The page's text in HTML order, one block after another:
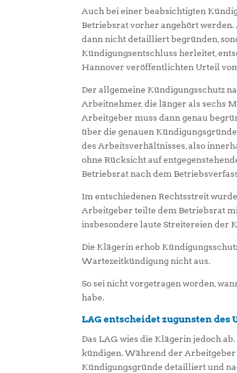
Auch bei einer beabsichtigten
Betriebsrat vorher angehört
dann nicht detailliert begründen,
Kündigungsentschluss herleitet,
Hannover veröffentlichten Urteil vom
Der allgemeine Kündigungsschutz
Arbeitnehmer, die länger als sechs
Arbeitgeber muss dann genau
über die genauen
des Arbeitsverhältnisses, also
ohne Rücksicht auf
Betriebsrat nach dem
Im entschiedenen Rechtsstreit
Arbeitgeber teilte dem Betriebsrat
insbesondere laute Streitereien der
Die Klägerin erhob
Wartezeitkündigung nicht aus.
So sei nicht vorgetragen worden,
habe.
LAG entscheidet zugunsten des
Das LAG wies die Klägerin jedoch
kündigen. Während der
Kündigungsgründe detailliert und